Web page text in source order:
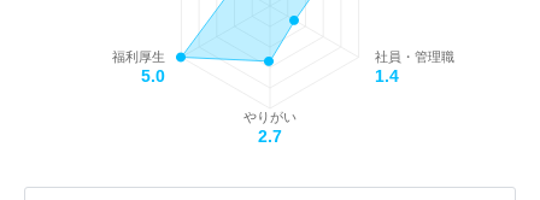
社員・管理職
1.4
やりがい
2.7
福利厚生
5.0